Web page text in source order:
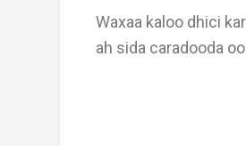
Waxaa kaloo dhici
ah sida caradooda